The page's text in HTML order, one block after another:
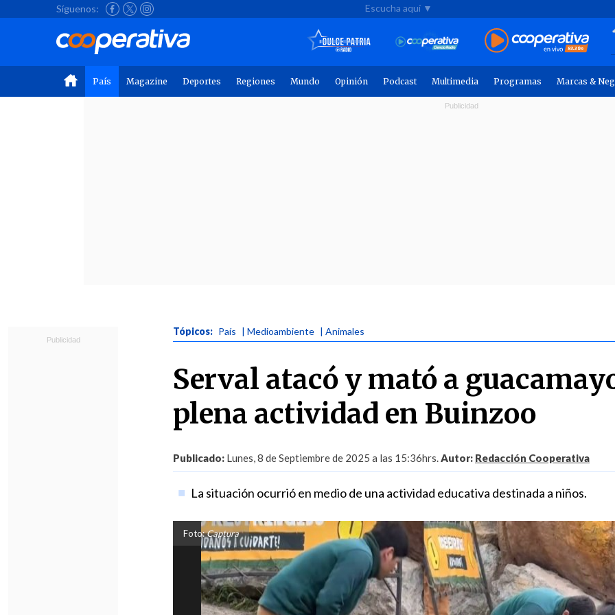
Síguenos: Escucha aquí ▼
País Magazine Deportes Regiones Mundo Opinión Podcast Multimedia Programas Marcas &
Tópicos: País | Medioambiente | Animales
Serval atacó y mató a
plena actividad en Buinzoo
Publicado: Lunes, 8 de Septiembre de 2025 a las 15:36hrs.Autor: Redacción Cooperativa
La situación ocurrió en medio de una actividad educativa destinada a niños.
Foto:Captura